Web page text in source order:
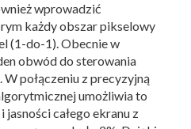
wprowadzić
każdy obszar pikselowy
(1-do-1). Obecnie w
obwód do sterowania
połączeniu z precyzyjną
umożliwia to
całego ekranu z